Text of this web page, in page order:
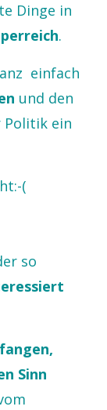
Dinge in
.
einfach
und den
Politik ein
(
so
Sinn